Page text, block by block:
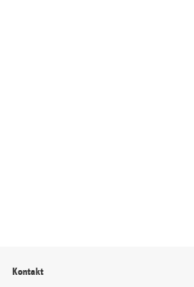
Kontakt